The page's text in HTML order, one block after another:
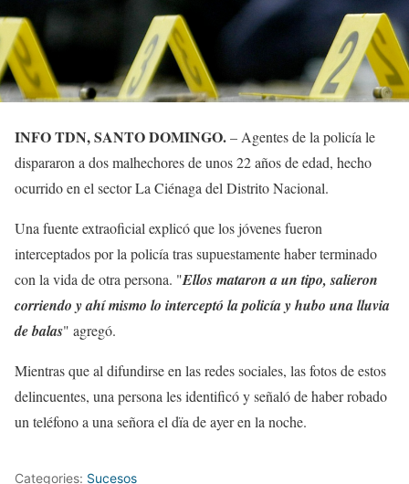
INFO TDN, SANTO DOMINGO.– Agentes de la policía le
dispararon a dos malhechores de unos 22 años de edad, hecho
ocurrido en el sector La Ciénaga del Distrito Nacional.
Una fuente extraoficial explicó que los jóvenes fueron
interceptados por la policía tras supuestamente haber terminado
con la vida de otra persona. "Ellos mataron a un tipo, salieron
corriendo y ahí mismo lo interceptó la policíay hubo una lluvia
de balas" agregó.
Mientras que al difundirse en las redes sociales, las fotos de estos
delincuentes, una persona les identificó y señaló de haber robado
un teléfono a una señora el dïa de ayer en la noche.
Categories: Sucesos